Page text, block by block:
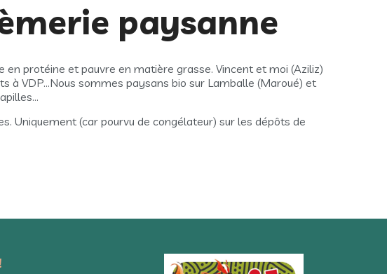
paysanne
protéine et pauvre en matière grasse. Vincent et moi (Aziliz)
à VDP…Nous sommes paysans bio sur Lamballe (Maroué) et
Uniquement (car pourvu de congélateur) sur les dépôts de